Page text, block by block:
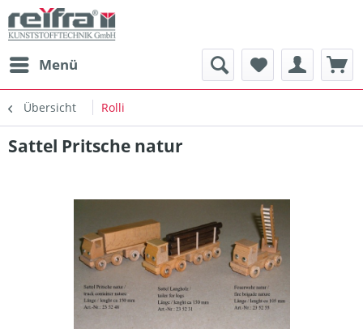
Menü
Übersicht Rolli
Sattel Pritsche natur